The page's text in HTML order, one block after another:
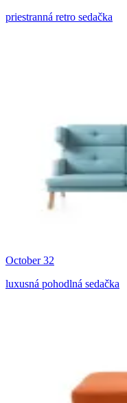
priestranná retro sedačka
October 32
luxusná pohodlná sedačka